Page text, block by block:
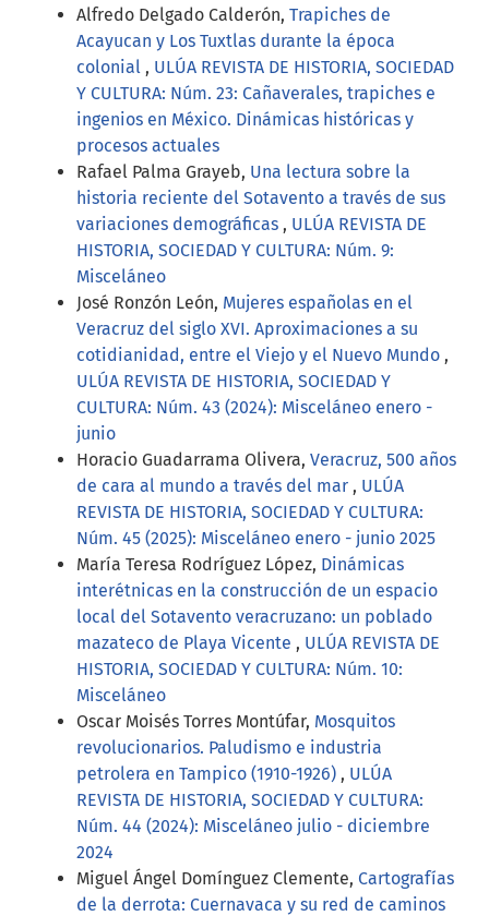
Alfredo Delgado Calderón, Trapiches de
Acayucan y Los Tuxtlas durante la época
colonial , ULÚA REVISTA DE HISTORIA, SOCIEDAD
Y CULTURA: Núm. 23: Cañaverales, trapiches e
ingenios en México. Dinámicas históricas y
procesos actuales
Rafael Palma Grayeb, Una lectura sobre la
historia reciente del Sotavento a través de sus
variaciones demográficas , ULÚA REVISTA DE
HISTORIA, SOCIEDAD Y CULTURA: Núm. 9:
Misceláneo
José Ronzón León, Mujeres españolas en el
Veracruz del siglo XVI. Aproximaciones a su
cotidianidad, entre el Viejo y el Nuevo Mundo ,
ULÚA REVISTA DE HISTORIA, SOCIEDAD Y
CULTURA: Núm. 43 (2024): Misceláneo enero -
junio
Horacio Guadarrama Olivera, Veracruz, 500 años
de cara al mundo a través del mar , ULÚA
REVISTA DE HISTORIA, SOCIEDAD Y CULTURA:
Núm. 45 (2025): Misceláneo enero - junio 2025
María Teresa Rodríguez López, Dinámicas
interétnicas en la construcción de un espacio
local del Sotavento veracruzano: un poblado
mazateco de Playa Vicente , ULÚA REVISTA DE
HISTORIA, SOCIEDAD Y CULTURA: Núm. 10:
Misceláneo
Oscar Moisés Torres Montúfar, Mosquitos
revolucionarios. Paludismo e industria
petrolera en Tampico (1910-1926) , ULÚA
REVISTA DE HISTORIA, SOCIEDAD Y CULTURA:
Núm. 44 (2024): Misceláneo julio - diciembre
2024
Miguel Ángel Domínguez Clemente, Cartografías
de la derrota: Cuernavaca y su red de caminos